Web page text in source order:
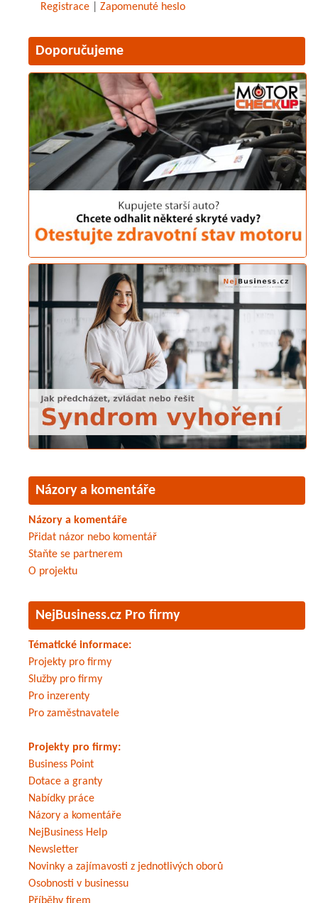
Registrace Zapomenuté heslo
Doporučujeme
Názory a komentáře
Názory a komentáře
Přidat názor nebo komentář
Staňte se partnerem
O projektu
NejBusiness.cz Pro firmy
Tématické informace:
Projekty pro firmy
Služby pro firmy
Pro inzerenty
Pro zaměstnavatele
Projekty pro firmy:
Business Point
Dotace a granty
Nabídky práce
Názory a komentáře
NejBusiness Help
Newsletter
Novinky a zajímavosti z jednotlivých oborů
Osobnosti v businessu